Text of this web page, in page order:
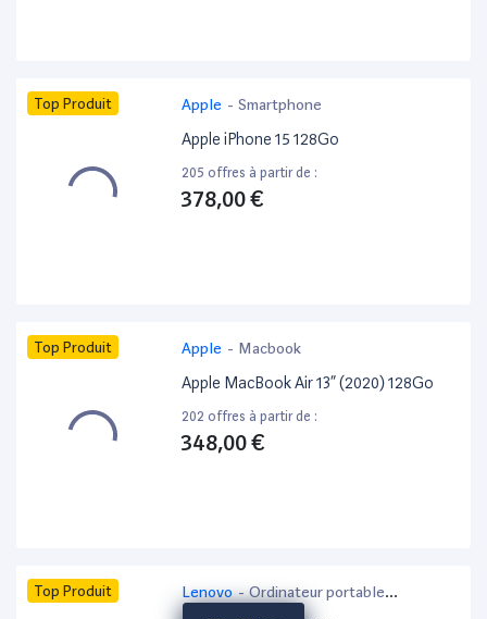
Top Produit Apple - Smartphone
Apple iPhone 15 128Go
205 offres à partir de :
378,00 €
Top Produit Apple - Macbook
Apple MacBook Air 13” (2020) 128Go
202 offres à partir de :
348,00 €
Top Produit Lenovo- Ordinateur portable